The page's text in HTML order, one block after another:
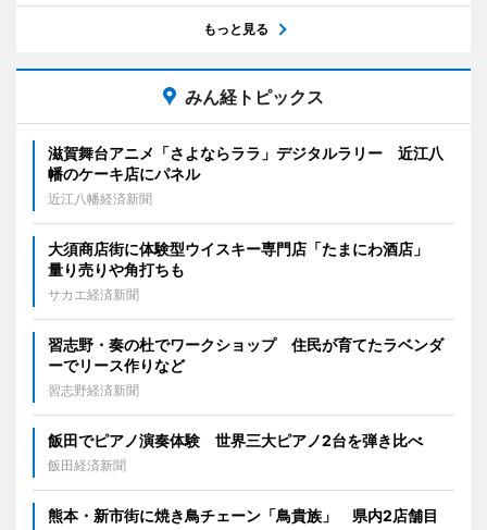
もっと見る
みん経トピックス
滋賀舞台アニメ「さよならララ」デジタルラリー 近江八
幡のケーキ店にパネル
近江八幡経済新聞
大須商店街に体験型ウイスキー専門店「たまにわ酒店」
量り売りや角打ちも
サカエ経済新聞
習志野・奏の杜でワークショップ 住民が育てたラベンダ
ーでリース作りなど
習志野経済新聞
飯田でピアノ演奏体験 世界三大ピアノ2台を弾き比べ
飯田経済新聞
熊本・新市街に焼き鳥チェーン「鳥貴族」 県内2店舗目